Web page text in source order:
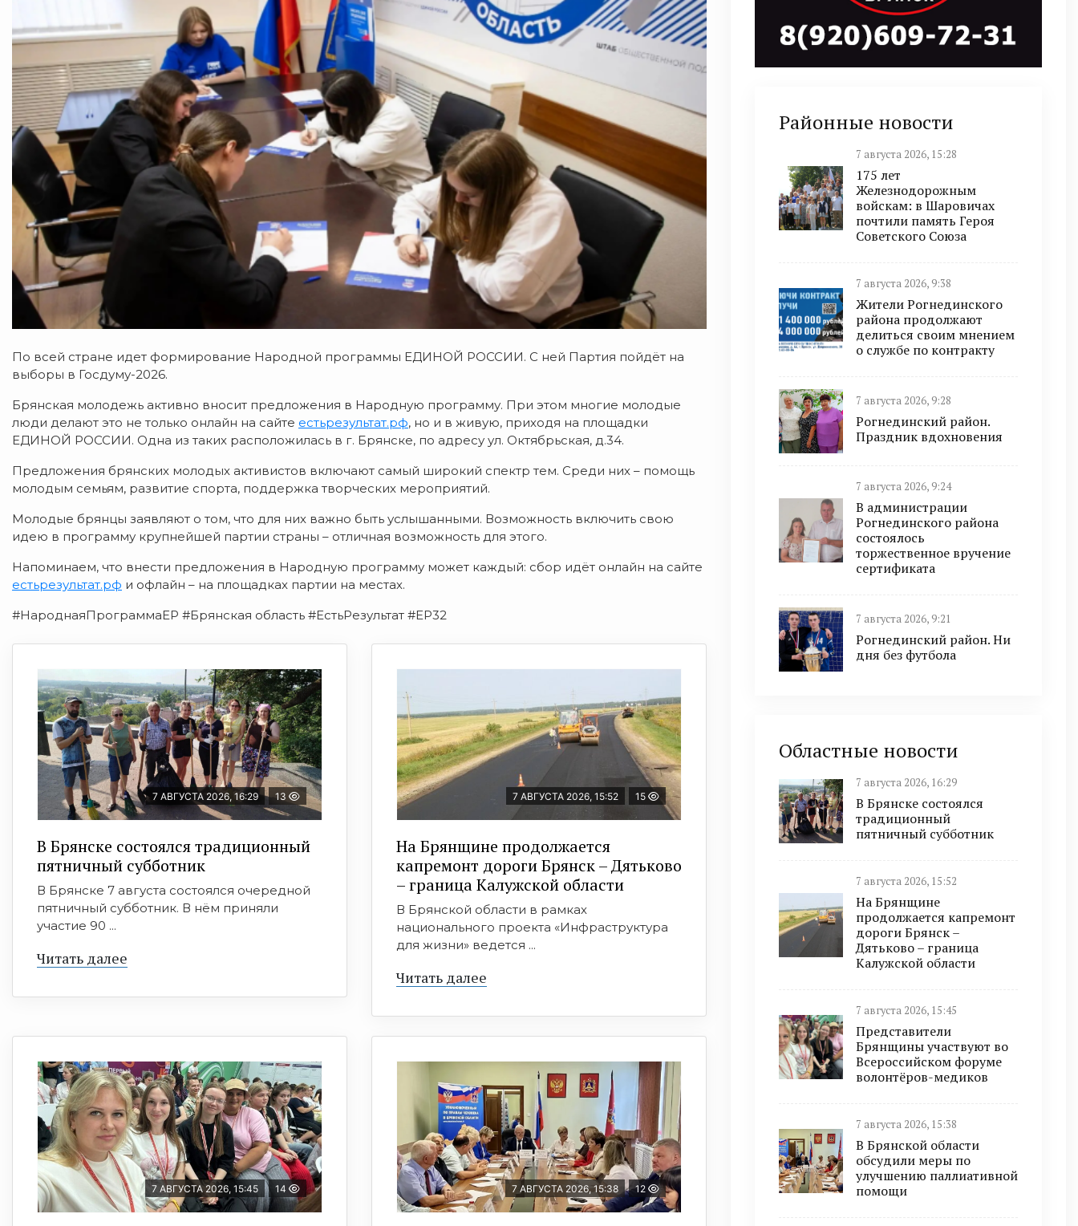
По всей стране идет формирование Народной программы ЕДИНОЙ РОССИИ. С ней Партия пойдёт на
выборы в Госдуму-2026.
Брянская молодежь активно вносит предложения в Народную программу. При этом многие молодые
люди делают это не только онлайн на сайте естьрезультат.рф, но и в живую, приходя на площадки
ЕДИНОЙ РОССИИ. Одна из таких расположилась в г. Брянске, по адресу ул. Октябрьская, д.34.
Предложения брянских молодых активистов включают самый широкий спектр тем. Среди них – помощь
молодым семьям, развитие спорта, поддержка творческих мероприятий.
Молодые брянцы заявляют о том, что для них важно быть услышанными. Возможность включить свою
идею в программу крупнейшей партии страны – отличная возможность для этого.
Напоминаем, что внести предложения в Народную программу может каждый: сбор идёт онлайн на сайте
естьрезультат.рф и офлайн – на площадках партии на местах.
#НароднаяПрограммаЕР #Брянская область #ЕстьРезультат #ЕР32
7 АВГУСТА 2026, 16:29 13
В Брянске состоялся традиционный
пятничный субботник
В Брянске 7 августа состоялся очередной
пятничный субботник. В нём приняли
участие 90 ...
Читать далее
7 АВГУСТА 2026, 15:52 15
На Брянщине продолжается
капремонт дороги Брянск – Дятьково
– граница Калужской области
В Брянской области в рамках
национального проекта «Инфраструктура
для жизни» ведется ...
Читать далее
7 АВГУСТА 2026, 15:45 14 7 АВГУСТА 2026, 15:38 12
Районные новости
7 августа 2026, 15:28
175 лет
Железнодорожным
войскам: в Шаровичах
почтили память Героя
Советского Союза
7 августа 2026, 9:38
Жители Рогнединского
района продолжают
делиться своим мнением
о службе по контракту
7 августа 2026, 9:28
Рогнединский район.
Праздник вдохновения
7 августа 2026, 9:24
В администрации
Рогнединского района
состоялось
торжественное вручение
сертификата
7 августа 2026, 9:21
Рогнединский район. Ни
дня без футбола
Областные новости
7 августа 2026, 16:29
В Брянске состоялся
традиционный
пятничный субботник
7 августа 2026, 15:52
На Брянщине
продолжается капремонт
дороги Брянск –
Дятьково – граница
Калужской области
7 августа 2026, 15:45
Представители
Брянщины участвуют во
Всероссийском форуме
волонтёров-медиков
7 августа 2026, 15:38
В Брянской области
обсудили меры по
улучшению паллиативной
помощи